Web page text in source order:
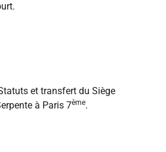
et transfert du Siège
à Paris 7ème.